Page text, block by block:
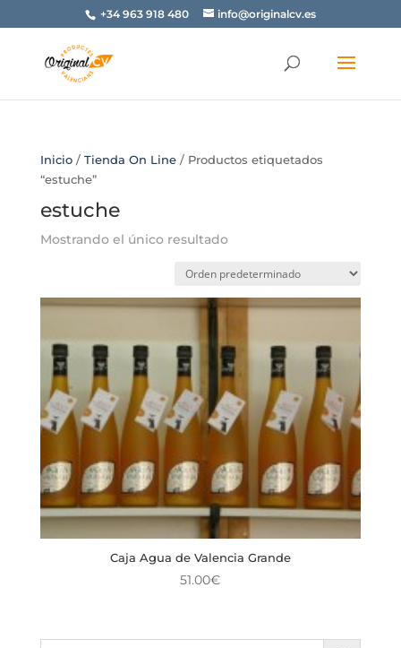
+34 963 918 480 info@originalcv.es
Inicio/ Tienda On Line/ Productos etiquetados
“estuche”
estuche
Mostrando el único resultado
Caja Agua de Valencia Grande
51.00€